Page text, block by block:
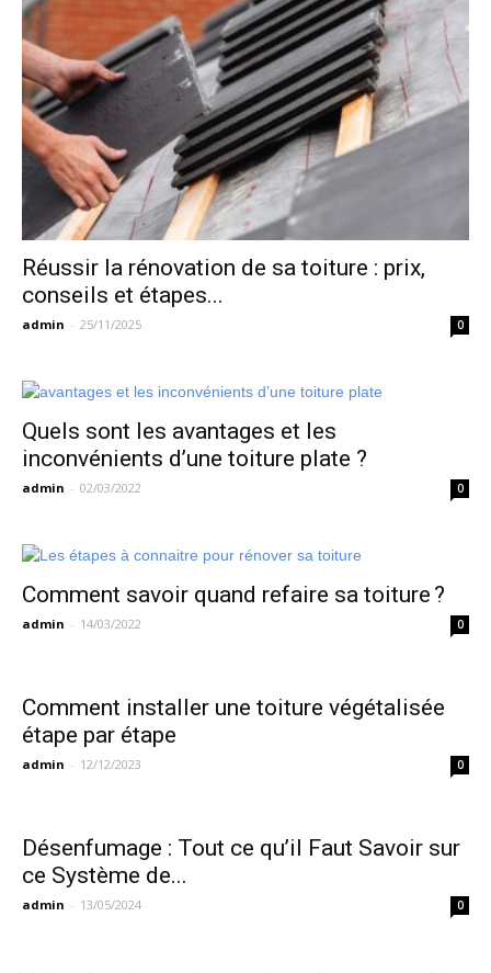
Réussir la rénovation de sa toiture : prix,
conseils et étapes...
admin - 25/11/2025 0
Quels sont les avantages et les
inconvénients d’une toiture plate ?
admin - 02/03/2022 0
Comment savoir quand refaire sa toiture ?
admin - 14/03/2022 0
Comment installer une toiture végétalisée
étape par étape
admin - 12/12/2023 0
Désenfumage : Tout ce qu’il Faut Savoir sur
ce Système de...
admin - 13/05/2024 0